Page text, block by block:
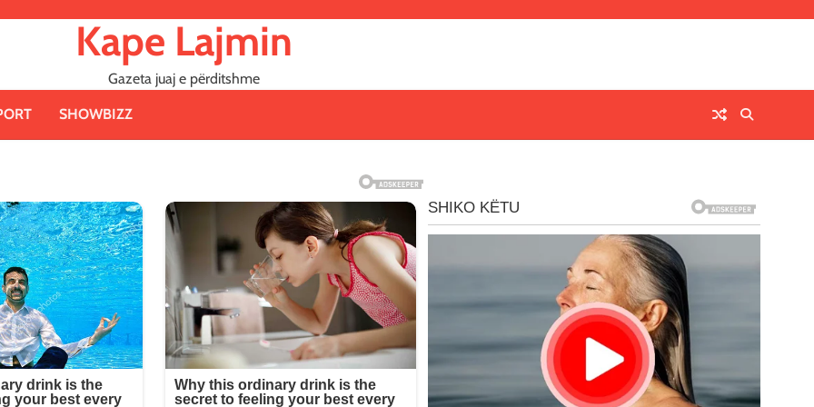
Kape Lajmin
Gazeta juaj e përditshme
SHOWBIZZ